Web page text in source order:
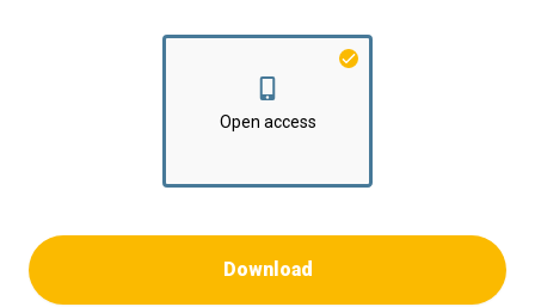
Institut for Kemi og Biovidenskab
Open access
Download